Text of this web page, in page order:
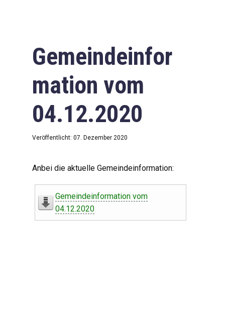
Gemeindeinfor
mation vom
04.12.2020
Veröffentlicht: 07. Dezember 2020
Anbei die aktuelle Gemeindeinformation:
Gemeindeinformation vom
04.12.2020